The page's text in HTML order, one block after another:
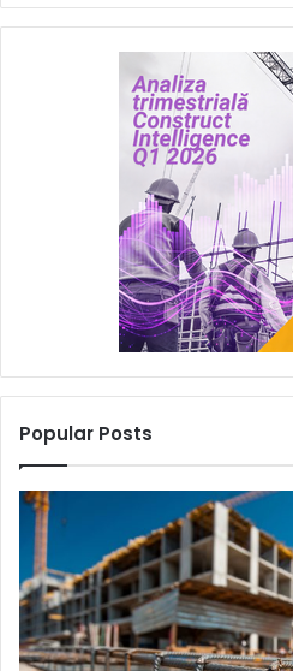
Popular Posts